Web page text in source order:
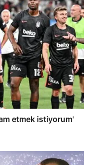
etmek istiyorum'